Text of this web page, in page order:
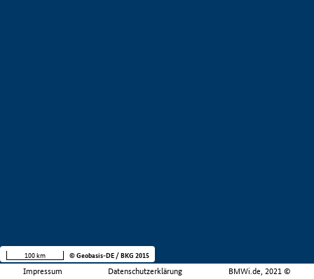
Impressum Datenschutzerklärung BMWi.de, 2021 ©
100 km © Geobasis-DE / BKG 2015